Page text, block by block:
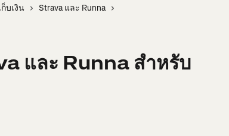
บเงิน
Strava และ Runna
และ Runna สำหรับ